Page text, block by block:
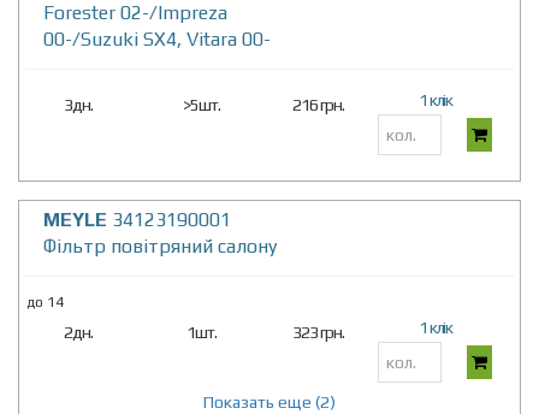
Forester 02-/Impreza
00-/Suzuki SX4, Vitara 00-
3дн. >5шт. 216 грн. 1 клік
MEYLE 34123190001
Фільтр повітряний салону
до 14
2дн. 1шт. 323 грн. 1 клік
Показать еще (2)